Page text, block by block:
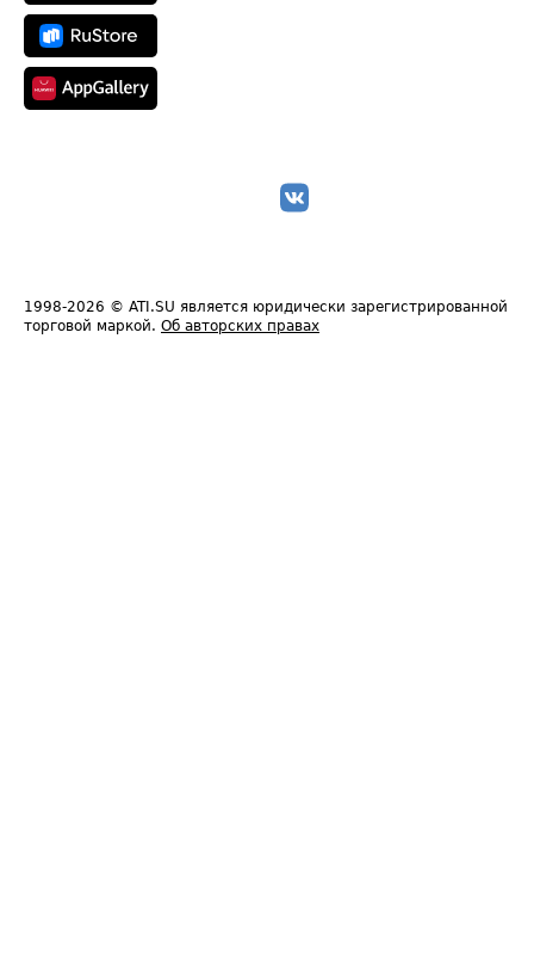
1998-2026 © ATI.SU является юридически зарегистрированной
торговой маркой. Об авторских правах